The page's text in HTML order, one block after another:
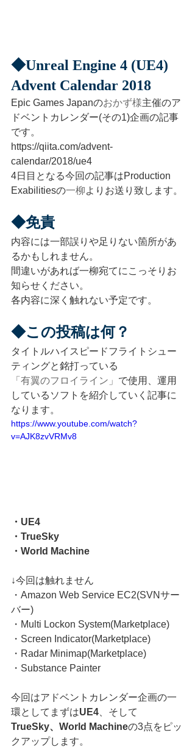
◆Unreal Engine 4 (UE4)
Advent Calendar 2018
Epic Games Japanのおかず様主催のア
ドベントカレンダー(その1)企画の記事
です。
https://qiita.com/advent-
calendar/2018/ue4
4日目となる今回の記事はProduction
Exabilitiesの一柳よりお送り致します。
◆免責
内容には一部誤りや足りない箇所があ
るかもしれません。
間違いがあれば一柳宛てにこっそりお
知らせください。
各内容に深く触れない予定です。
◆この投稿は何？
タイトルハイスピードフライトシュー
ティングと銘打っている
「有翼のフロイライン」 で使用、運用
しているソフトを紹介していく記事に
なります。
https://www.youtube.com/watch?
v=AJK8zvVRMv8
・UE4
・TrueSky
・World Machine
↓今回は触れません
・Amazon Web Service EC2(SVNサー
バー)
・Multi Lockon System(Marketplace)
・Screen Indicator(Marketplace)
・Radar Minimap(Marketplace)
・Substance Painter
今回はアドベントカレンダー企画の一
環としてまずはUE4 、そして
TrueSky、World Machineの3点をピッ
クアップします。